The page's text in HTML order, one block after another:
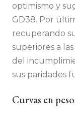
optimismo y
GD38. Por
recuperando
superiores a
del
sus paridades
Curvas en